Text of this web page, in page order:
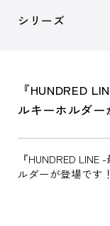
シリーズ
『HUNDRED
ルキーホルダー
『HUNDRED
ルダーが登場です！